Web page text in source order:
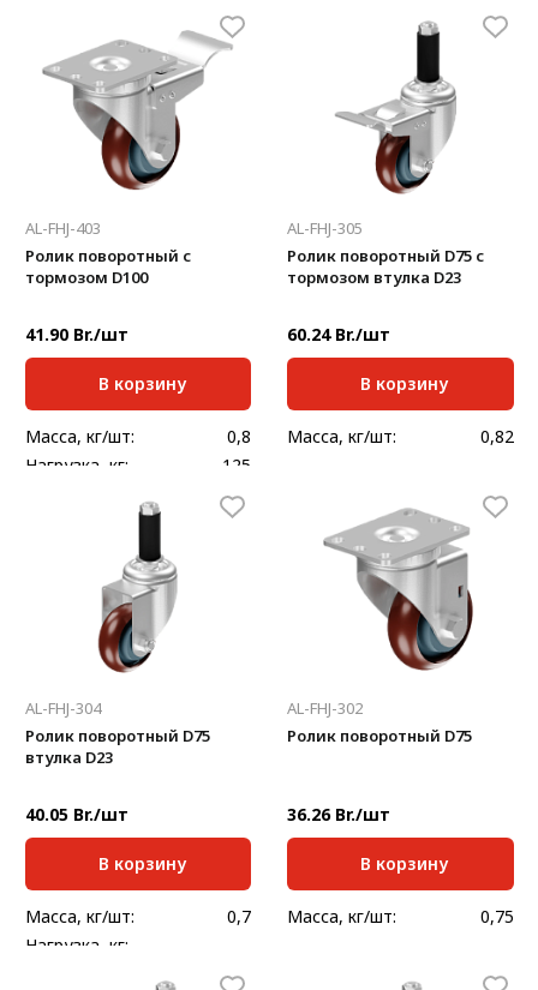
AL-FHJ-403
Ролик поворотный с
тормозом D100
41.90 Br./шт
В корзину
Масса, кг/шт:
0,8
Нагрузка, кг:
125
AL-FHJ-305
Ролик поворотный D75 с
тормозом втулка D23
60.24 Br./шт
В корзину
Масса, кг/шт: 0,82
AL-FHJ-304
Ролик поворотный D75
втулка D23
40.05 Br./шт
В корзину
Масса, кг/шт:
0,7
Нагрузка, кг:
AL-FHJ-302
Ролик поворотный D75
36.26 Br./шт
В корзину
Масса, кг/шт: 0,75